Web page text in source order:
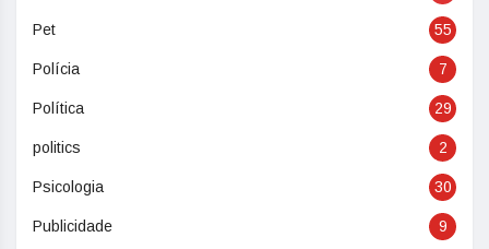
Pet 55
Polícia 7
Política 29
politics 2
Psicologia 30
Publicidade 9